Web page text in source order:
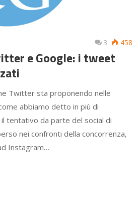
3 458
e Google: i tweet
Twitter sta proponendo nelle
abbiamo detto in più di
il tentativo da parte del social di
nei confronti della concorrenza,
Instagram…